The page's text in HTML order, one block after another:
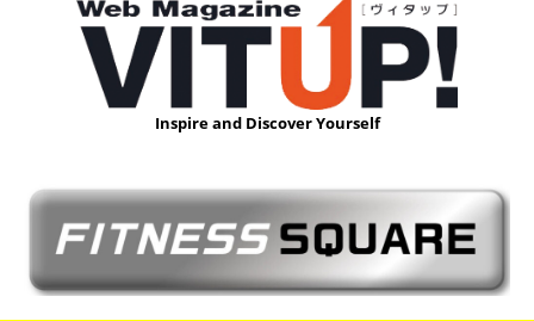
Inspire and Discover Yourself